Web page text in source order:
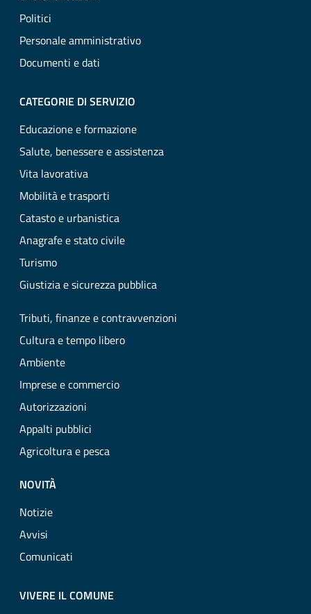
Politici
Personale amministrativo
Documenti e dati
CATEGORIE DI SERVIZIO
Educazione e formazione
Salute, benessere e assistenza
Vita lavorativa
Mobilità e trasporti
Catasto e urbanistica
Anagrafe e stato civile
Turismo
Giustizia e sicurezza pubblica
Tributi, finanze e contravvenzioni
Cultura e tempo libero
Ambiente
Imprese e commercio
Autorizzazioni
Appalti pubblici
Agricoltura e pesca
NOVITÀ
Notizie
Avvisi
Comunicati
VIVERE IL COMUNE